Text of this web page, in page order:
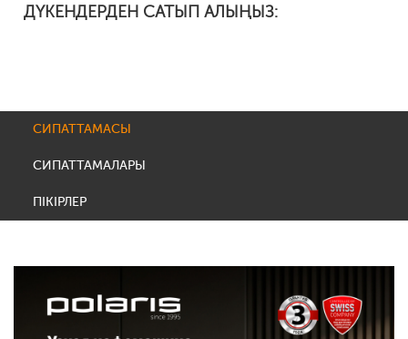
ДҮКЕНДЕРДЕН САТЫП АЛЫҢЫЗ:
СИПАТТАМАСЫ
СИПАТТАМАЛАРЫ
ПІКІРЛЕР